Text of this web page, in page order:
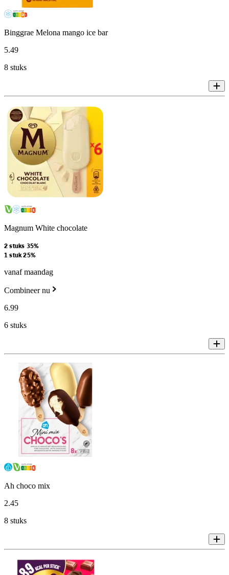
Binggrae Melona mango ice bar
5.49
8 stuks
Magnum White chocolate
2 stuks 35%
1 stuk 25%
vanaf maandag
Combineer nu
6.99
6 stuks
Ah choco mix
2.45
8 stuks